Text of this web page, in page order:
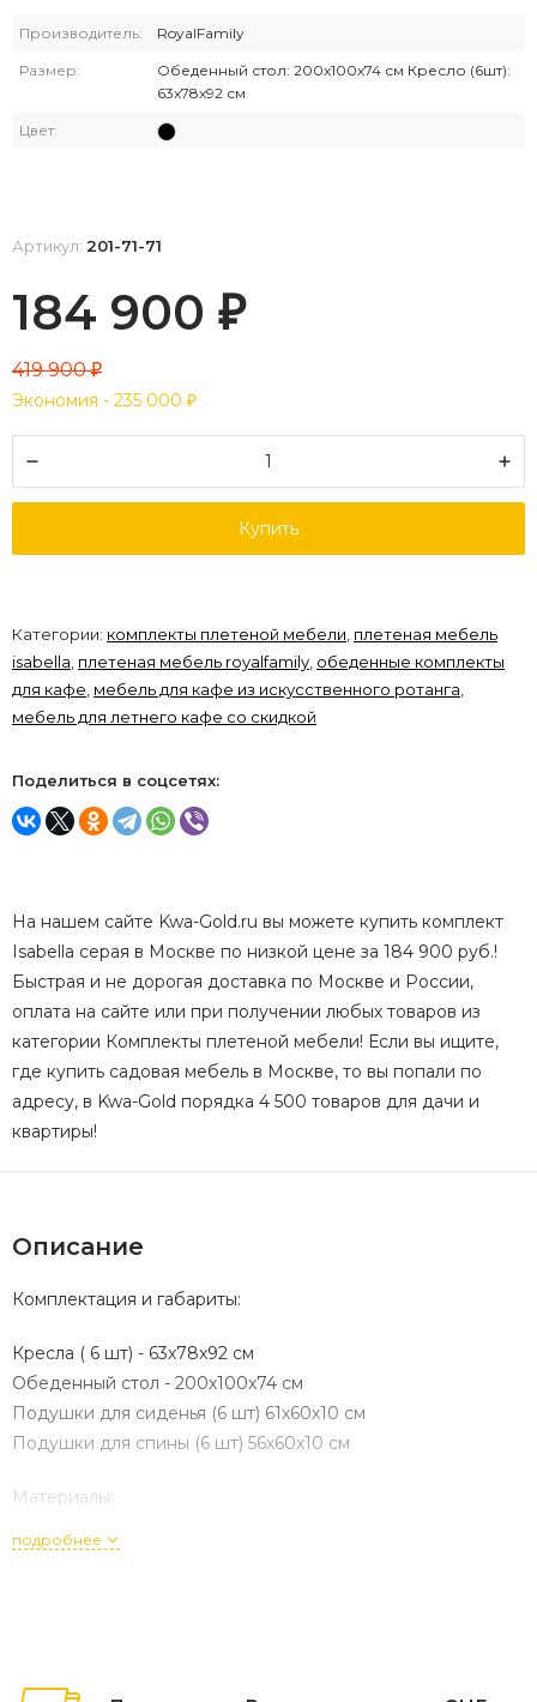
Производитель: RoyalFamily
Размер:
Обеденный стол: 200х100х74 см Кресло (6шт):
63x78x92 см
Цвет:
Артикул: 201-71-71
184 900 ₽
419 900₽
Экономия - 235 000 ₽
Купить
Категории: комплекты плетеной мебели, плетеная мебель
isabella, плетеная мебель royalfamily, обеденные комплекты
для кафе, мебель для кафе из искусственного ротанга,
мебель для летнего кафе со скидкой
Поделиться в соцсетях:
На нашем сайте Kwa-Gold.ru вы можете купить комплект
Isabella серая в Москве по низкой цене за 184 900 руб.!
Быстрая и не дорогая доставка по Москве и России,
оплата на сайте или при получении любых товаров из
категории Комплекты плетеной мебели! Если вы ищите,
где купить садовая мебель в Москве, то вы попали по
адресу, в Kwa-Gold порядка 4 500 товаров для дачи и
квартиры!
Описание
Комплектация и габариты:
Кресла ( 6 шт) - 63x78x92 см
Обеденный стол - 200х100х74 см
Подушки для сиденья (6 шт) 61х60х10 см
Подушки для спины (6 шт) 56х60х10 см
Материалы:
Материал комплекта - искусственный ротанг (ручного
подробнее